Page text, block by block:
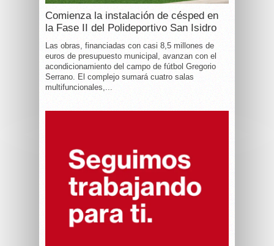
Comienza la instalación de césped en
la Fase II del Polideportivo San Isidro
Las obras, financiadas con casi 8,5 millones de
euros de presupuesto municipal, avanzan con el
acondicionamiento del campo de fútbol Gregorio
Serrano. El complejo sumará cuatro salas
multifuncionales,...